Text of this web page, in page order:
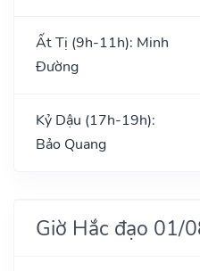
Ất Tị (9h-11h): Minh
Đường
Kỷ Dậu (17h-19h):
Bảo Quang
Giờ Hắc đạo 01/